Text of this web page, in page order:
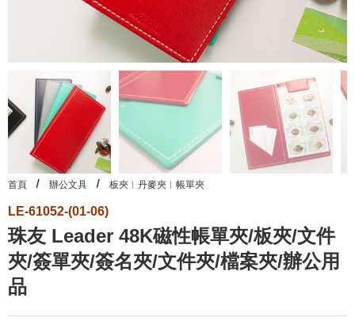
首頁 辦公文具 板夾︱丹麥夾︱帳單夾
LE-61052-(01-06)
珠友 Leader 48K磁性帳單夾/板夾/文件
夾/簽單夾/簽名夾/文件夾/檔案夾/辦公用
品